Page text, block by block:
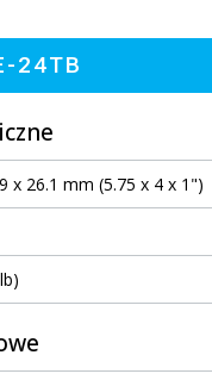
24TB
x 26.1 mm (5.75 x 4 x 1")